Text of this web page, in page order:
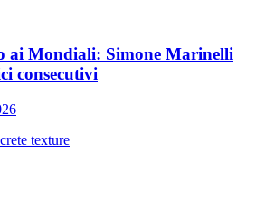
ai Mondiali: Simone Marinelli
consecutivi